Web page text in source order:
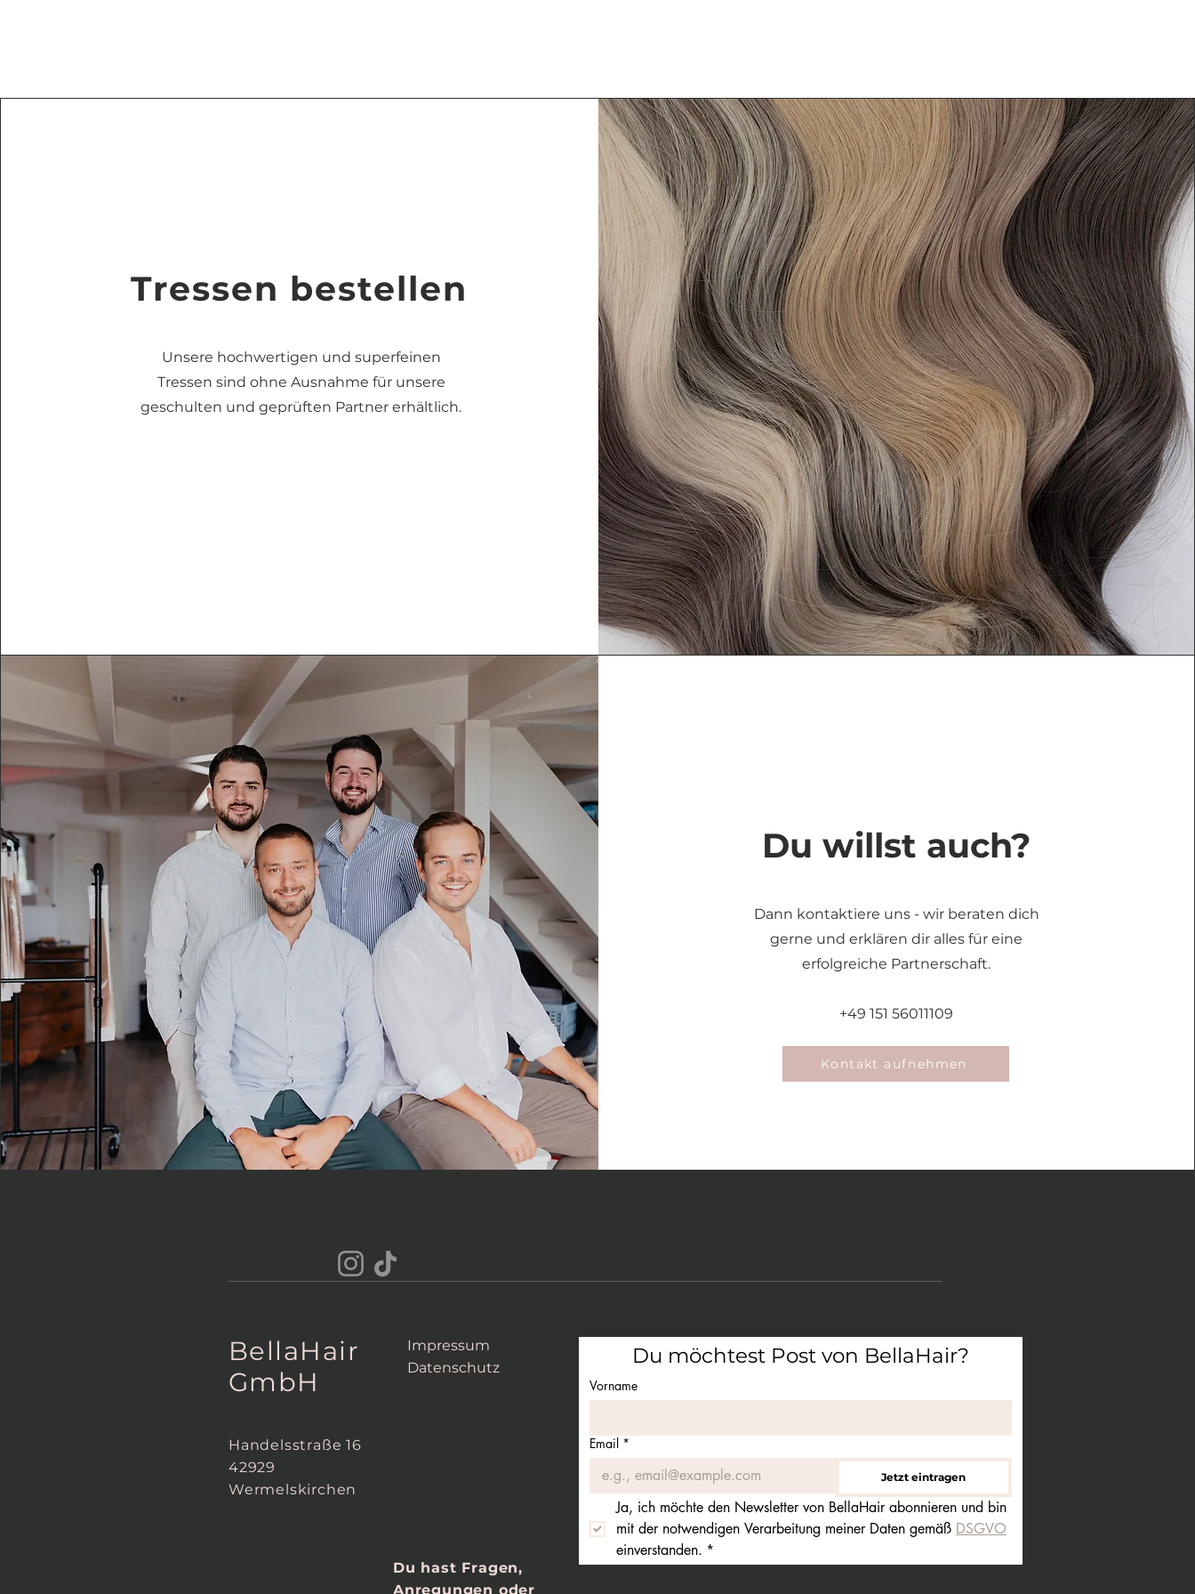
Tressen bestellen
Unsere hochwertigen und superfeinen
Tressen sind ohne Ausnahme für unsere
geschulten und geprüften Partner erhältlich.
Du willst auch?
Dann kontaktiere uns - wir beraten dich
gerne und erklären dir alles für eine
erfolgreiche Partnerschaft.
+49 151 56011109
Kontakt aufnehmen
BellaHair
GmbH
Handelsstraße 16
42929
Wermelskirchen
Impressum
Datenschutz
Du hast Fragen,
Anregungen oder
Du möchtest Post von BellaHair?
Vorname
Email *
Jetzt eintragen
Ja, ich möchte den Newsletter von BellaHair abonnieren und bin
mit der notwendigen Verarbeitung meiner Daten gemäß DSGVO
einverstanden. *